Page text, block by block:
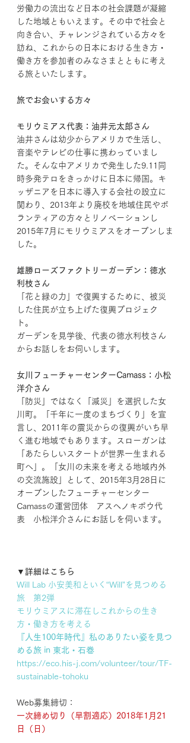
労働力の流出など日本の社会課題が凝縮
した地域ともいえます。その中で社会と
向き合い、チャレンジされている方々を
訪ね、これからの日本における生き方・
働き方を参加者のみなさまとともに考え
る旅といたします。
旅でお会いする方々
モリウミアス代表：油井元太郎さん
油井さんは幼少からアメリカで生活し、
音楽やテレビの仕事に携わっていまし
た。そんな中アメリカで発生した9.11同
時多発テロをきっかけに日本に帰国。キ
ッザニアを日本に導入する会社の設立に
関わり、2013年より廃校を地域住民やボ
ランティアの方々とリノベーションし
2015年7月にモリウミアスをオープンしま
した。
雄勝ローズファクトリーガーデン：徳水
利枝さん
「花と緑の力」で復興するために、被災
した住民が立ち上げた復興プロジェク
ト。
ガーデンを見学後、代表の徳水利枝さん
からお話しをお伺いします。
女川フューチャーセンターCamass：小松
洋介さん
「防災」ではなく「減災」を選択した女
川町。「千年に一度のまちづくり」を宣
言し、2011年の震災からの復興がいち早
く進む地域でもあります。スローガンは
「あたらしいスタートが世界一生まれる
町へ」。「女川の未来を考える地域内外
の交流施設」として、2015年3月28日に
オープンしたフューチャーセンター
Camassの運営団体　アスヘノキボウ代
表　小松洋介さんにお話しを伺います。
▼詳細はこちら
Will Lab 小安美和といく“Will”を見つめる
旅　第2弾
モリウミアスに滞在しこれからの生き
方・働き方を考える
『人生100年時代』私のありたい姿を見つ
める旅 in 東北・石巻
https://eco.his-j.com/volunteer/tour/TF-
sustainable-tohoku
Web募集締切：
一次締め切り（早割適応）2018年1月21
日（日）